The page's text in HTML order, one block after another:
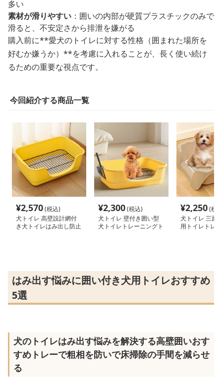
多い
素材が滑りやすい ：囲いの内部が硬質プラスチックのみで
滑ると、不安定さから排泄を嫌がる
購入前に**愛犬のトイレに対する性格（囲まれた場所を
好むか嫌うか）**を考慮に入れることが、長く使い続け
るための重要な視点です。
今回紹介する商品一覧
¥2,570(税込)
犬トイレ 高壁設計網付
き犬トイレはみ出し防止
¥2,300(税込)
犬トイレ 壁付き囲い型
犬トイレトレーニングト
¥2,250(税
犬トイレ 三面
用トイレトレー
はみ出す悩みに囲い付き犬用トイレおすすめ
5選
犬のトイレはみ出す悩みを解決する高壁囲いおす
すめトレーで粗相を防いで床掃除の手間を減らせ
る